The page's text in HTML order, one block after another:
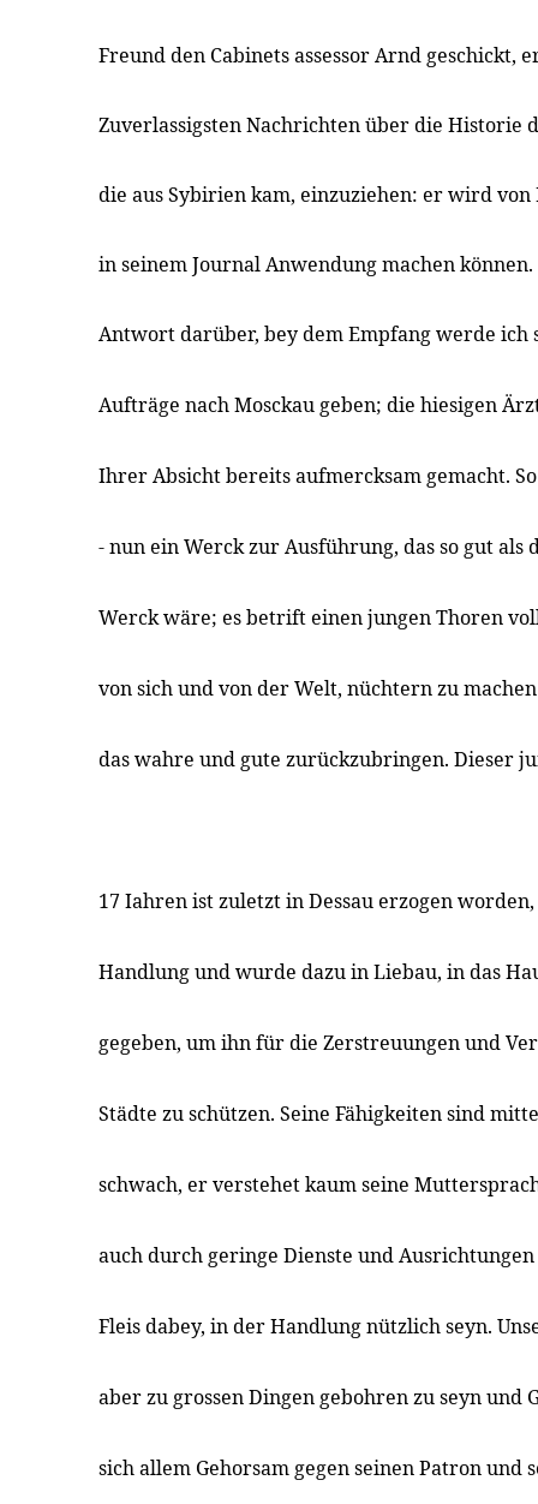
Freund den Cabinets assessor Arnd geschickt,
Zuverlassigsten Nachrichten über die Historie
die aus Sybirien kam, einzuziehen: er wird
in seinem Journal Anwendung machen
Antwort darüber, bey dem Empfang werde ich
Aufträge nach Mosckau geben; die hiesigen
Ihrer Absicht bereits aufmercksam gemacht.
- nun ein Werck zur Ausführung, das so gut als
Werck wäre; es betrift einen jungen Thoren
von sich und von der Welt, nüchtern zu
das wahre und gute zurückzubringen. Dieser
17 Iahren ist zuletzt in Dessau erzogen
Handlung und wurde dazu in Liebau, in das
gegeben, um ihn für die Zerstreuungen und
Städte zu schützen. Seine Fähigkeiten sind
schwach, er verstehet kaum seine
auch durch geringe Dienste und
Fleis dabey, in der Handlung nützlich seyn.
aber zu grossen Dingen gebohren zu seyn und
sich allem Gehorsam gegen seinen Patron und